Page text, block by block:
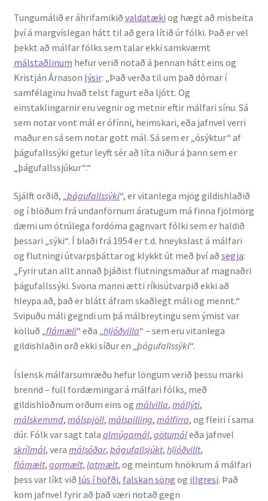
Tungumálið er áhrifamikið valdatæki og hægt að misbeita
því á margvíslegan hátt til að gera lítið úr fólki. Það er vel
þekkt að málfar fólks sem talar ekki samkvæmt
málstaðlinum hefur verið notað á þennan hátt eins og
Kristján Árnason lýsir: „Það verða til um það dómar í
samfélaginu hvað telst fagurt eða ljótt. Og
einstaklingarnir eru vegnir og metnir eftir málfari sínu. Sá
sem notar vont mál er ófínni, heimskari, eða jafnvel verri
maður en sá sem notar gott mál. Sá sem er „ósýktur“ af
þágufallssýki getur leyft sér að líta niður á þann sem er
„þágufallssjúkur“.“
Sjálft orðið, „þágufallssýki“, er vitanlega mjög gildishlaðið
og í blöðum frá undanförnum áratugum má finna fjölmörg
dæmi um ótrúlega fordóma gagnvart fólki sem er haldið
þessari „sýki“. Í blaði frá 1954 er t.d. hneykslast á málfari
og flutningi útvarpsþáttar og klykkt út með því að segja:
„Fyrir utan allt annað þjáðist flutningsmaður af magnaðri
þágufallssýki. Svona manni ætti ríkisútvarpið ekki að
hleypa að, það er blátt áfram skaðlegt máli og mennt.“
Svipuðu máli gegndi um þá málbreytingu sem ýmist var
kölluð „flámæli“ eða „hljóðvilla“ – sem eru vitanlega
gildishlaðin orð ekki síður en „þágufallssýki“.
Íslensk málfarsumræðu hefur löngum verið þessu marki
brennd – full fordæmingar á málfari fólks, með
gildishlöðnum orðum eins og málvilla, mállýti,
málskemmd, málspjöll, málspilling, málfirra, og fleiri í sama
dúr. Fólk var sagt tala almúgamál, götumáleða jafnvel
skrílmál, vera málsóðar, þágufallsjúkt, hljóðvillt,
flámælt, gormælt, latmælt, og meintum hnökrum á málfari
þess var líkt við lús í höfði, falskan söng og illgresi. Það
kom jafnvel fyrir að það væri notað gegn